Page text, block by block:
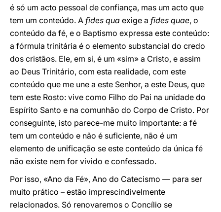
é só um acto pessoal de confiança, mas um acto que
tem um conteúdo. A fides qua exige a fides quae, o
conteúdo da fé, e o Baptismo expressa este conteúdo:
a fórmula trinitária é o elemento substancial do credo
dos cristãos. Ele, em si, é um «sim» a Cristo, e assim
ao Deus Trinitário, com esta realidade, com este
conteúdo que me une a este Senhor, a este Deus, que
tem este Rosto: vive como Filho do Pai na unidade do
Espírito Santo e na comunhão do Corpo de Cristo. Por
conseguinte, isto parece-me muito importante: a fé
tem um conteúdo e não é suficiente, não é um
elemento de unificação se este conteúdo da única fé
não existe nem for vivido e confessado.
Por isso, «Ano da Fé», Ano do Catecismo — para ser
muito prático – estão imprescindivelmente
relacionados. Só renovaremos o Concílio se